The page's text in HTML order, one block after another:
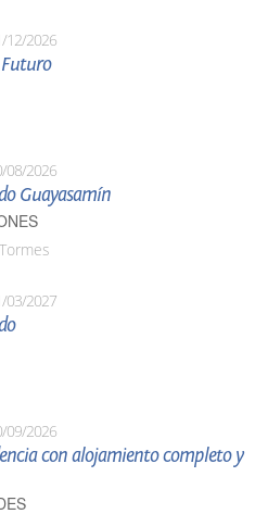
12/2026
08/2026
Guayasamín
03/2027
09/2026
con alojamiento completo y